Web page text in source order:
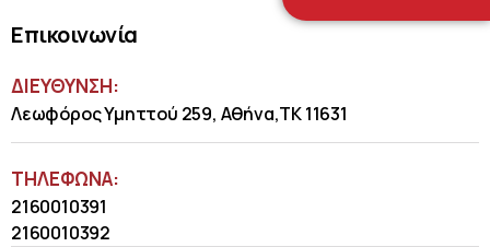
Επικοινωνία
ΔΙΕΥΘΥΝΣΗ:
Λεωφόρος Υμηττού 259, Αθήνα,ΤΚ 11631
ΤΗΛΈΦΩΝΑ:
2160010391
2160010392